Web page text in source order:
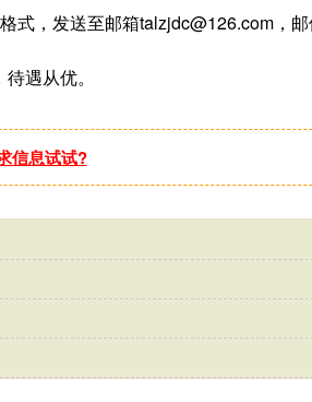
式，发送至邮箱talzjdc@126.com，
遇从优。
信息试试?